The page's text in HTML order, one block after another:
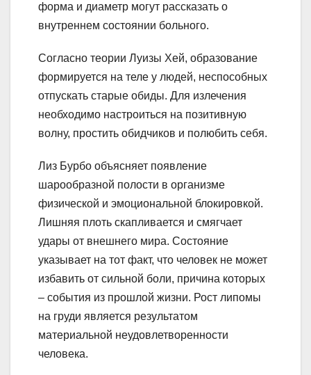
форма и диаметр могут рассказать о
внутреннем состоянии больного.
Согласно теории Луизы Хей, образование
формируется на теле у людей, неспособных
отпускать старые обиды. Для излечения
необходимо настроиться на позитивную
волну, простить обидчиков и полюбить себя.
Лиз Бурбо объясняет появление
шарообразной полости в организме
физической и эмоциональной блокировкой.
Лишняя плоть скапливается и смягчает
удары от внешнего мира. Состояние
указывает на тот факт, что человек не может
избавить от сильной боли, причина которых
– события из прошлой жизни. Рост липомы
на груди является результатом
материальной неудовлетворенности
человека.